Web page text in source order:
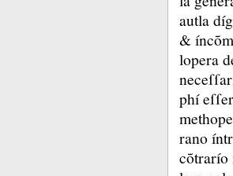
autla
&
lopera
phí
rano
cõtrarío